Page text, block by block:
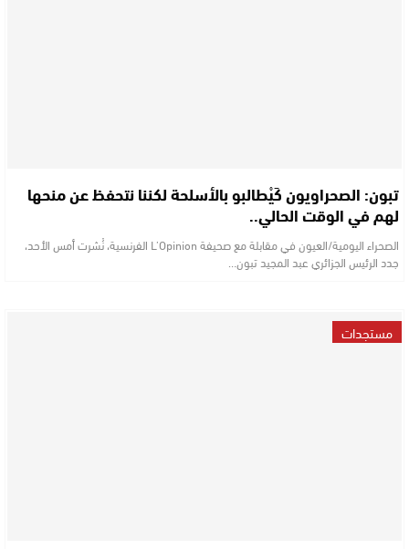
تبون: الصحراويون كَيْطالبو بالأسلحة لكننا نتحفظ عن منحها
لهم في الوقت الحالي..
الصحراء اليومية/العيون في مقابلة مع صحيفة L’Opinion الفرنسية، نُشرت أمس الأحد،
جدد الرئيس الجزائري عبد المجيد تبون…
مستجدات